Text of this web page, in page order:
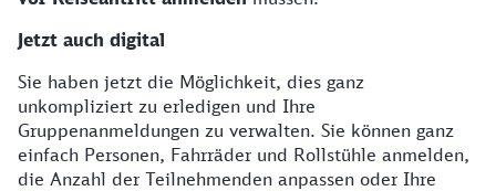
Jetzt auch digital
Sie haben jetzt die Möglichkeit, dies ganz
unkompliziert zu erledigen und Ihre
Gruppenanmeldungen zu verwalten. Sie können ganz
einfach Personen, Fahrräder und Rollstühle anmelden,
die Anzahl der Teilnehmenden anpassen oder Ihre